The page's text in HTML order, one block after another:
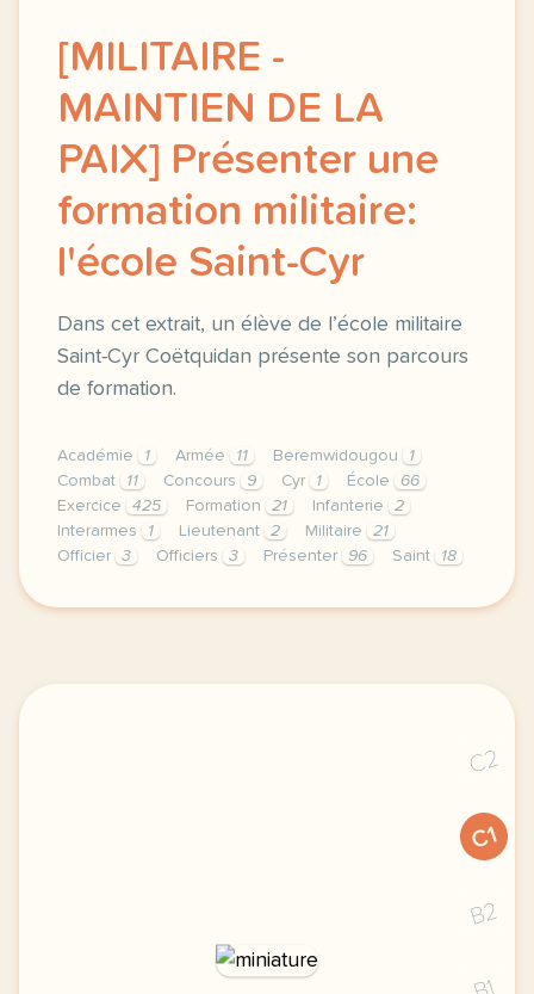
[MILITAIRE -
MAINTIEN DE LA
PAIX] Présenter une
formation militaire:
l'école Saint-Cyr
Dans cet extrait, un élève de l’école militaire
Saint-Cyr Coëtquidan présente son parcours
de formation.
Académie 1 Armée 11 Beremwidougou
1
Combat
11 Concours 9 Cyr 1 École
66
Exercice
425 Formation 21 Infanterie
2
Interarmes
1 Lieutenant 2 Militaire
21
Officier
3 Officiers 3 Présenter 96 Saint 18
exercice b1 militaire maintien de la paix
C2
C1
B2